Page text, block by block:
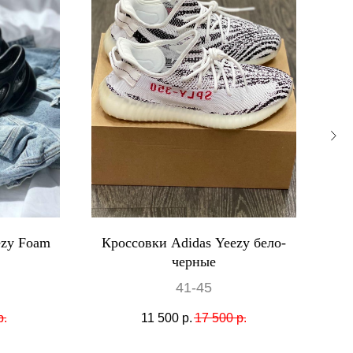
Foam
Кроссовки Adidas Yeezy бело-
черные
41-45
11 500 р. 17 500 р.